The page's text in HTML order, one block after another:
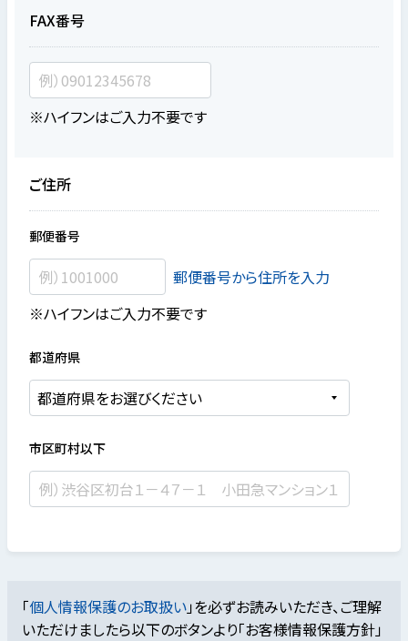
FAX番号
※ハイフンはご入力不要です
ご住所
郵便番号
郵便番号から住所を入力
※ハイフンはご入力不要です
都道府県
市区町村以下
「個人情報保護のお取扱い」を必ずお読みいただき、ご理解
いただけましたら以下のボタンより「お客様情報保護方針」